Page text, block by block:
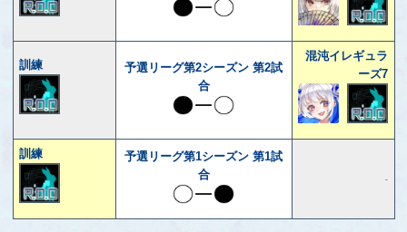
訓練
予選リーグ第2シーズン 第2試
合
混沌イレギュラ
ーズ7
訓練
予選リーグ第1シーズン 第1試
合
-